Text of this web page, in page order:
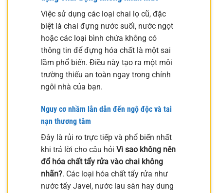
Việc sử dụng các loại chai lọ cũ, đặc
biệt là chai đựng nước suối, nước ngọt
hoặc các loại bình chứa không có
thông tin để đựng hóa chất là một sai
lầm phổ biến. Điều này tạo ra một môi
trường thiếu an toàn ngay trong chính
ngôi nhà của bạn.
Nguy cơ nhầm lẫn dẫn đến ngộ độc và tai
nạn thương tâm
Đây là rủi ro trực tiếp và phổ biến nhất
khi trả lời cho câu hỏi Vì sao không nên
đổ hóa chất tẩy rửa vào chai không
nhãn?. Các loại hóa chất tẩy rửa như
nước tẩy Javel, nước lau sàn hay dung